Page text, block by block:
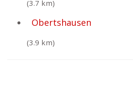
(3.7 km)
Obertshausen
(3.9 km)